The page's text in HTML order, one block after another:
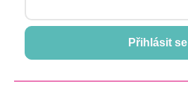
Přihlásit se